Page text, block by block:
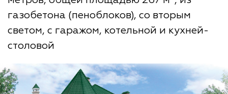
газобетона (пеноблоков), со вторым
светом, с гаражом, котельной и кухней-
столовой